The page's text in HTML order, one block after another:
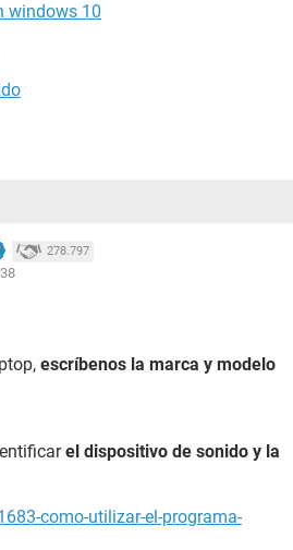
windows 10
278.797
escríbenos la marca y modelo
el dispositivo de sonido y la
como-utilizar-el-programa-